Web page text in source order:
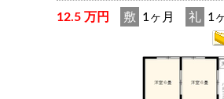
12.5 万円 敷 1ヶ月 礼 1